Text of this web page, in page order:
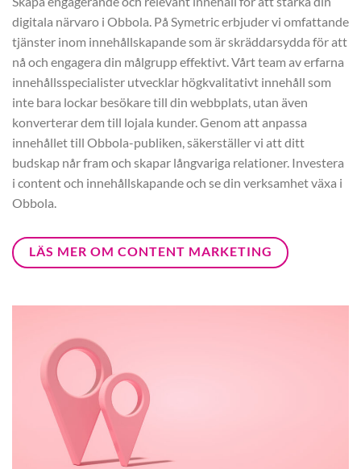
digitala närvaro i Obbola. På Symetric erbjuder vi omfattande
tjänster inom innehållskapande som är skräddarsydda för att
nå och engagera din målgrupp effektivt. Vårt team av erfarna
innehållsspecialister utvecklar högkvalitativt innehåll som
inte bara lockar besökare till din webbplats, utan även
konverterar dem till lojala kunder. Genom att anpassa
innehållet till Obbola-publiken, säkerställer vi att ditt
budskap når fram och skapar långvariga relationer. Investera
i content och innehållskapande och se din verksamhet växa i
Obbola.
LÄS MER OM CONTENT MARKETING